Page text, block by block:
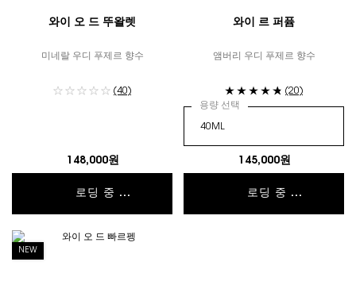
와이 오 드 뚜왈렛
미네랄 우디 푸제르 향수
(40)
148,000원
로딩 중 ...
와이 르 퍼퓸
앰버리 우디 푸제르 향수
(20)
용량 선택
145,000원
로딩 중 ...
NEW